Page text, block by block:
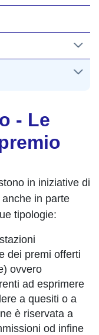
- Le
in iniziative di
in parte
tipologie:
dei premi offerti
ovvero
ad esprimere
a quesiti o a
è riservata a
od infine